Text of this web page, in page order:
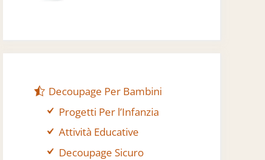
Decoupage Per Bambini
Progetti Per l’Infanzia
Attività Educative
Decoupage Sicuro